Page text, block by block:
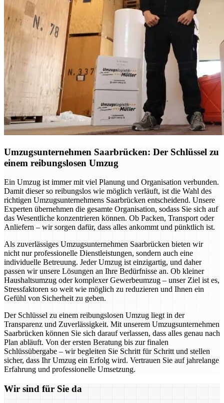
Umzugsunternehmen Saarbrücken: Der Schlüssel zu
einem reibungslosen Umzug
Ein Umzug ist immer mit viel Planung und Organisation verbunden.
Damit dieser so reibungslos wie möglich verläuft, ist die Wahl des
richtigen Umzugsunternehmens Saarbrücken entscheidend. Unsere
Experten übernehmen die gesamte Organisation, sodass Sie sich auf
das Wesentliche konzentrieren können. Ob Packen, Transport oder
Anliefern – wir sorgen dafür, dass alles ankommt und pünktlich ist.
Als zuverlässiges Umzugsunternehmen Saarbrücken bieten wir
nicht nur professionelle Dienstleistungen, sondern auch eine
individuelle Betreuung. Jeder Umzug ist einzigartig, und daher
passen wir unsere Lösungen an Ihre Bedürfnisse an. Ob kleiner
Haushaltsumzug oder komplexer Gewerbeumzug – unser Ziel ist es,
Stressfaktoren so weit wie möglich zu reduzieren und Ihnen ein
Gefühl von Sicherheit zu geben.
Der Schlüssel zu einem reibungslosen Umzug liegt in der
Transparenz und Zuverlässigkeit. Mit unserem Umzugsunternehmen
Saarbrücken können Sie sich darauf verlassen, dass alles genau nach
Plan abläuft. Von der ersten Beratung bis zur finalen
Schlüssübergabe – wir begleiten Sie Schritt für Schritt und stellen
sicher, dass Ihr Umzug ein Erfolg wird. Vertrauen Sie auf jahrelange
Erfahrung und professionelle Umsetzung.
Wir sind für Sie da